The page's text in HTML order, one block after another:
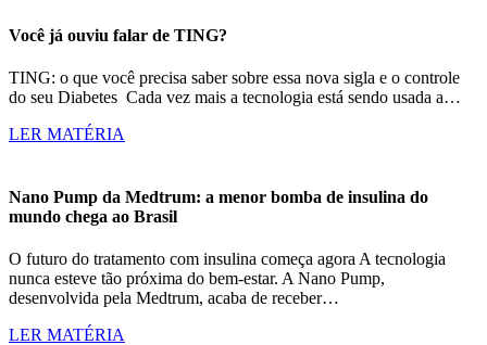
Você já ouviu falar de TING?
TING: o que você precisa saber sobre essa nova sigla e o controle
do seu Diabetes Cada vez mais a tecnologia está sendo usada a…
LER MATÉRIA
Nano Pump da Medtrum: a menor bomba de insulina do
mundo chega ao Brasil
O futuro do tratamento com insulina começa agora A tecnologia
nunca esteve tão próxima do bem-estar. A Nano Pump,
desenvolvida pela Medtrum, acaba de receber…
LER MATÉRIA